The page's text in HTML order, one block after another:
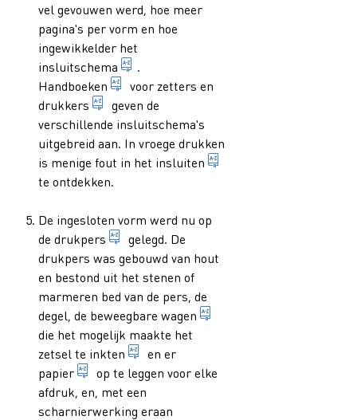
vel gevouwen werd, hoe meer
pagina's per vorm en hoe
ingewikkelder het
insluitschema
.
Handboeken
boek waarin een stelselmatige
voor zetters en
drukkers
1. persoon die als ambacht het drukken
geven de
verschillende insluitschema's
uitgebreid aan. In vroege drukken
is menige fout in het insluiten
te ontdekken.
De ingesloten vorm werd nu op
de drukpers 1. algemene benaming voor een
gelegd. De
drukpers was gebouwd van hout
en bestond uit het stenen of
marmeren bed van de pers, de
degel, de beweegbare wagen
die het mogelijk maakte het
zetsel te inkten het verspreiden van een laagje
en er
papier
algemene term voor een materiaal,
op te leggen voor elke
afdruk, en, met een
scharnierwerking eraan